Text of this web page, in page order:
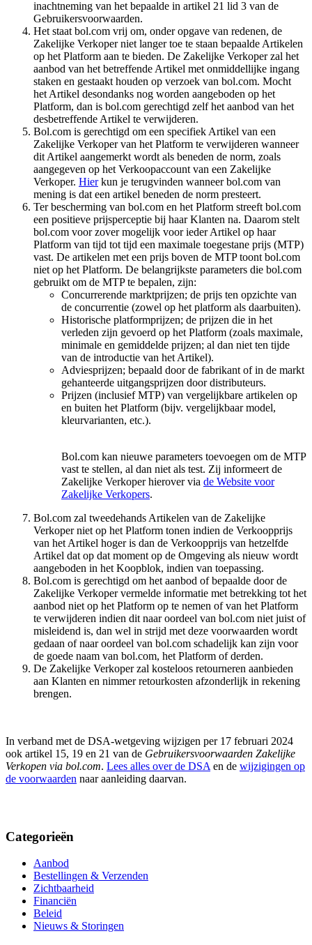
inachtneming van het bepaalde in artikel 21 lid 3 van de
Gebruikersvoorwaarden.
Het staat bol.com vrij om, onder opgave van redenen, de
Zakelijke Verkoper niet langer toe te staan bepaalde Artikelen
op het Platform aan te bieden. De Zakelijke Verkoper zal het
aanbod van het betreffende Artikel met onmiddellijke ingang
staken en gestaakt houden op verzoek van bol.com. Mocht
het Artikel desondanks nog worden aangeboden op het
Platform, dan is bol.com gerechtigd zelf het aanbod van het
desbetreffende Artikel te verwijderen.
Bol.com is gerechtigd om een specifiek Artikel van een
Zakelijke Verkoper van het Platform te verwijderen wanneer
dit Artikel aangemerkt wordt als beneden de norm, zoals
aangegeven op het Verkoopaccount van een Zakelijke
Verkoper. Hierkun je terugvinden wanneer bol.com van
mening is dat een artikel beneden de norm presteert.
Ter bescherming van bol.com en het Platform streeft bol.com
een positieve prijsperceptie bij haar Klanten na. Daarom stelt
bol.com voor zover mogelijk voor ieder Artikel op haar
Platform van tijd tot tijd een maximale toegestane prijs (MTP)
vast. De artikelen met een prijs boven de MTP toont bol.com
niet op het Platform. De belangrijkste parameters die bol.com
gebruikt om de MTP te bepalen, zijn:
Concurrerende marktprijzen; de prijs ten opzichte van
de concurrentie (zowel op het platform als daarbuiten).
Historische platformprijzen; de prijzen die in het
verleden zijn gevoerd op het Platform (zoals maximale,
minimale en gemiddelde prijzen; al dan niet ten tijde
van de introductie van het Artikel).
Adviesprijzen; bepaald door de fabrikant of in de markt
gehanteerde uitgangsprijzen door distributeurs.
Prijzen (inclusief MTP) van vergelijkbare artikelen op
en buiten het Platform (bijv. vergelijkbaar model,
kleurvarianten, etc.).
Bol.com kan nieuwe parameters toevoegen om de MTP
vast te stellen, al dan niet als test. Zij informeert de
Zakelijke Verkoper hierover via de Website voor
Zakelijke Verkopers.
Bol.com zal tweedehands Artikelen van de Zakelijke
Verkoper niet op het Platform tonen indien de Verkoopprijs
van het Artikel hoger is dan de Verkoopprijs van hetzelfde
Artikel dat op dat moment op de Omgeving als nieuw wordt
aangeboden in het Koopblok, indien van toepassing.
Bol.com is gerechtigd om het aanbod of bepaalde door de
Zakelijke Verkoper vermelde informatie met betrekking tot het
aanbod niet op het Platform op te nemen of van het Platform
te verwijderen indien dit naar oordeel van bol.com niet juist of
misleidend is, dan wel in strijd met deze voorwaarden wordt
gedaan of naar oordeel van bol.com schadelijk kan zijn voor
de goede naam van bol.com, het Platform of derden.
De Zakelijke Verkoper zal kosteloos retourneren aanbieden
aan Klanten en nimmer retourkosten afzonderlijk in rekening
brengen.
In verband met de DSA-wetgeving wijzigen per 17 februari 2024
ook artikel 15, 19 en 21 van de Gebruikersvoorwaarden Zakelijke
Verkopen via bol.com. Lees alles over de DSA en de wijzigingen op
de voorwaarden naar aanleiding daarvan.
Categorieën
Aanbod
Bestellingen & Verzenden
Zichtbaarheid
Financiën
Beleid
Nieuws & Storingen